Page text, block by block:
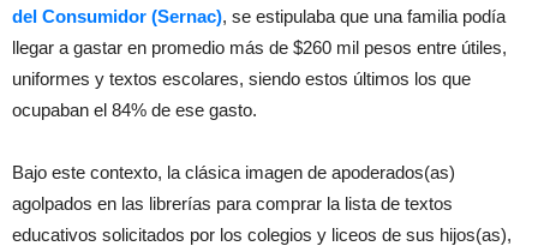
del Consumidor (Sernac), se estipulaba que una familia podía
llegar a gastar en promedio más de $260 mil pesos entre útiles,
uniformes y textos escolares, siendo estos últimos los que
ocupaban el 84% de ese gasto.
Bajo este contexto, la clásica imagen de apoderados(as)
agolpados en las librerías para comprar la lista de textos
educativos solicitados por los colegios y liceos de sus hijos(as),